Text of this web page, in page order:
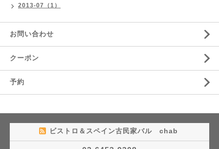
2013-07（1）
お問い合わせ
クーポン
予約
ビストロ＆スペイン古民家バル chab